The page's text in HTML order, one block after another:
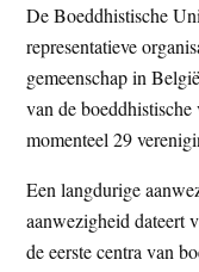
De Boeddhistische
representatieve
gemeenschap in
van de
momenteel 29
Een langdurige
aanwezigheid dateert
de eerste centra van